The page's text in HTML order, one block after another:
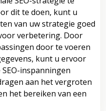
dit te doen, kunt u
van uw strategie goed
verbetering. Door
door te voeren
kunt u ervoor
inspanningen
aan het vergroten
het bereiken van een